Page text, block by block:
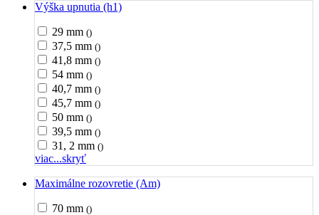
Výška upnutia (h1)
29 mm ()
37,5 mm ()
41,8 mm ()
54 mm ()
40,7 mm ()
45,7 mm ()
50 mm ()
39,5 mm ()
31, 2 mm ()
viac...skryť
Maximálne rozovretie (Am)
70 mm ()